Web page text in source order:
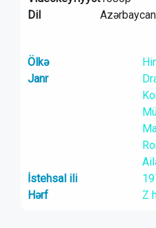
Dil
Ölkə
Janr
İstehsal ili
Hərf
Z